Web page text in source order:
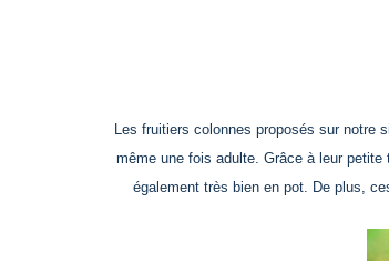
Les fruitiers colonnes proposés sur
même une fois adulte. Grâce à leur
également très bien en pot. De plus,